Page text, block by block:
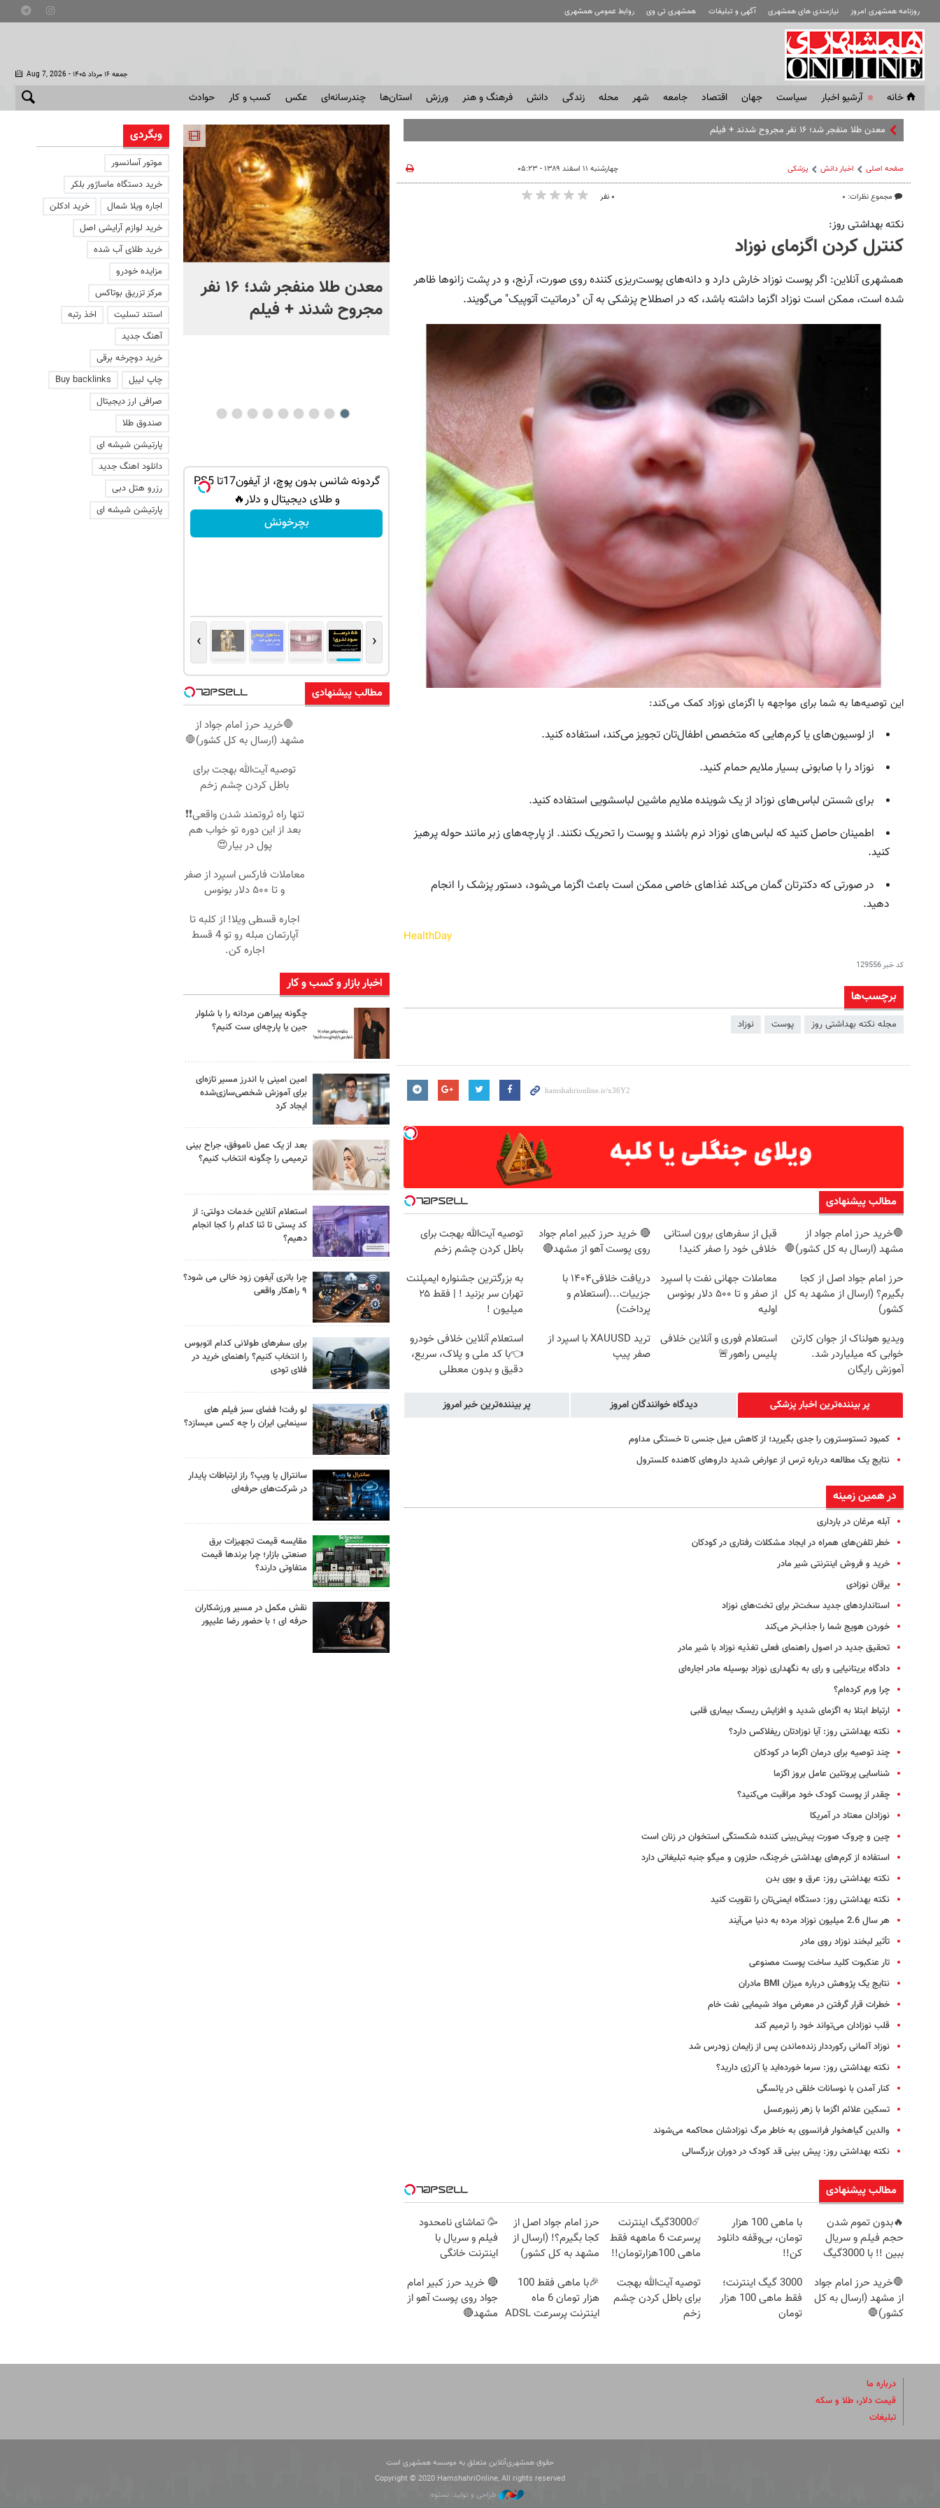
روزنامه همشهری امروز نیازمندی های همشهری آگهی و تبلیغات همشهری تی وی روابط عمومی همشهری
Aug 7, 2026 - جمعه ۱۶ مرداد ۱۴۰۵
خانه آرشیو اخبار سياست جهان اقتصاد جامعه شهر محله زندگی دانش فرهنگ و هنر ورزش استان‌ها چندرسانه‌ای عکس کسب و کار حوادث
خنثی
صفحه اصلی اخبار دانش پزشکی
مجموع نظرات: ۰
چهارشنبه ۱۱ اسفند ۱۳۸۹ - ۰۵:۲۳
۰ نفر
نکته بهداشتی روز:
کنترل کردن اگزمای نوزاد
همشهری آنلاین: اگر پوست نوزاد خارش دارد و دانه‌های پوست‌ریزی کننده روی صورت، آرنج، و در پشت زانوها ظاهر
شده است، ممکن است نوزاد اگزما داشته باشد، که در اصطلاح پزشکی به آن "درماتیت آتوپیک" می‌گویند.
این توصیه‌ها به شما برای مواجهه با اگزمای نوزاد کمک می‌کند:
از لوسیون‌های یا کرم‌هایی که متخصص اطفال‌تان تجویز می‌کند،‌ استفاده کنید.
نوزاد را با صابونی بسیار ملایم حمام کنید.
برای شستن لباس‌های نوزاد از یک شوینده ملایم ماشین لباسشویی استفاده کنید.
اطمینان حاصل کنید که لباس‌های نوزاد نرم باشند و پوست را تحریک نکنند. از پارچه‌های زبر مانند حوله پرهیز
کنید.
در صورتی که دکترتان گمان می‌کند غذاهای خاصی ممکن است باعث اگزما می‌شود، دستور پزشک را انجام
دهید.
HealthDay
کد خبر129556
برچسب‌ها
مجله نکته بهداشتی روز پوست نوزاد
مطالب پیشنهادی
🛑خرید حرز امام جواد از
مشهد (ارسال به کل کشور)🛑
قبل از سفرهای برون استانی
خلافی خود را صفر کنید!
🔴 خرید حرز کبیر امام جواد
روی پوست آهو از مشهد🔴
توصیه آیت‌الله بهجت برای
باطل کردن چشم زخم
حرز امام جواد اصل از کجا
بگیرم؟ (ارسال از مشهد به کل
کشور)
معاملات جهانی نفت با اسپرد
از صفر و تا ۵۰۰ دلار بونوس
اولیه
دریافت خلافی۱۴۰۴ با
جزییات...(استعلام و
پرداخت)
به بزرگترین جشنواره ایمپلنت
تهران سر بزنید ! | فقط ۲۵
میلیون !
ویدیو هولناک از جوان کارتن
خوابی که میلیاردر شد.
آموزش رایگان
استعلام فوری و آنلاین خلافی
پلیس راهور🚨
ترید XAUUSD با اسپرد از
صفر پیپ
استعلام آنلاین خلافی خودرو
👈با کد ملی و پلاک، سریع،
دقیق و بدون معطلی
پر بیننده‌ترین اخبار پزشکی دیدگاه خوانندگان امروز پر بیننده‌ترین خبر امروز
کمبود تستوسترون را جدی بگیرید؛ از کاهش میل جنسی تا خستگی مداوم
نتایج یک مطالعه درباره ترس از عوارض شدید داروهای کاهنده کلسترول
در همین زمینه
آبله مرغان در بارداری
خطر تلفن‌های همراه در ایجاد مشکلات رفتاری در کودکان
خرید و فروش اینترنتی شیر مادر
یرقان نوزادی
استانداردهای جدید سخت‌تر برای تخت‌های نوزاد
خوردن هویج شما را جذاب‌تر می‌کند
تحقیق جدید در اصول راهنمای فعلی تغذیه نوزاد با شیر مادر
دادگاه بریتانیایی و رای به نگهداری نوزاد بوسیله مادر اجاره‌ای
چرا ورم کرده‌ام؟
ارتباط ابتلا به اگزمای شدید و افزایش ریسک بیماری قلبی
نکته بهداشتی روز: آیا نوزادتان ریفلاکس دارد؟
چند توصیه برای درمان اگزما در کودکان
شناسایی پروتئین عامل بروز اگزما
چقدر از پوست کودک خود مراقبت می‌کنید؟
نوزادان معتاد در آمریکا
چین و چروک صورت پیش‌بینی کننده شکستگی استخوان در زنان است
استفاده از کرم‌های بهداشتی خرچنگ،‌ حلزون و میگو جنبه تبلیغاتی دارد
نکته بهداشتی روز: عرق و بوی بدن
نکته بهداشتی روز‌: دستگاه ایمنی‌تان را تقویت کنید
هر سال 2.6 میلیون نوزاد مرده به دنیا می‌آیند
تأثیر لبخند نوزاد روی مادر
تار عنکبوت کلید ساخت پوست مصنوعی
نتایج یک پژوهش درباره میزان BMI مادران
خطرات قرار گرفتن در معرض مواد شیمایی نفت خام
قلب نوزادان می‌تواند خود را ترمیم کند
نوزاد آلمانی رکورددار زنده‌ماندن پس از زایمان زودرس شد
نکته بهداشتی روز: سرما خورده‌اید یا آلرژی دارید؟
کنار آمدن با نوسانات خلقی در یائسگی
تسکین علائم اگزما با زهر زنبورعسل
والدین گیاهخوار فرانسوی به خاطر مرگ نوزادشان محاکمه می‌شوند
نکته بهداشتی روز: پیش بینی قد کودک در دوران بزرگسالی
مطالب پیشنهادی
🔥بدون تموم شدن
حجم فیلم و سریال
ببین !! با 3000گیگ
با ماهی 100 هزار
تومان، بی‌وقفه دانلود
کن!!
☄️3000گیگ اینترنت
پرسرعت 6 ماههه فقط
ماهی 100هزارتومان!!
حرز امام جواد اصل از
کجا بگیرم؟! (ارسال از
مشهد به کل کشور)
🥳 تماشای نامحدود
فیلم و سریال با
اینترنت خانگی
100
🛑خرید حرز امام جواد
از مشهد (ارسال به کل
کشور)🛑
3000 گیگ اینترنت؛
فقط ماهی 100 هزار
تومان
توصیه آیت‌الله بهجت
برای باطل کردن چشم
زخم
🎉با ماهی فقط 100
هزار تومان 6 ماه
اینترنت پرسرعت ADSL
🔴 خرید حرز کبیر امام
جواد روی پوست آهو از
مشهد🔴
اگر یک‌بار دیگر ایران به ما
حمله کند فلج می شویم
معدن طلا منفجر شد؛ ۱۶ نفر
مجروح شدند + فیلم
خنثی‌سازی فوق پیشرفته
ربات جدید روسیه! + فیلم |
رباتی که مین‌ها را از فاصله
یک کیلومتری مثل قند آب
می‌کند!
۵۵٪ سود تتری در بین‌پین فعال شد!!
(فرصت محدود ثبت‌نام)
به بزرگترین جشنواره ایمپلنت تهران خوش
اومدید! | فقط ۲۵ میلیون !
رزرورایگان نوبت
دریافت جایزه
گردونه شانس بدون پوچ، از آیفون17تا PS5
و طلای دیجیتال و دلار🔥
بچرخونش
‹
›
مطالب پیشنهادی
🛑خرید حرز امام جواد از
مشهد (ارسال به کل کشور)🛑
توصیه آیت‌الله بهجت برای
باطل کردن چشم زخم
تنها راه ثروتمند شدن واقعی❗❗
بعد از این دوره تو خواب هم
پول در بیار😍
معاملات فارکس اسپرد از صفر
و تا ۵۰۰ دلار بونوس
اجاره‌ قسطی ویلا! از کلبه تا
آپارتمان مبله رو تو 4 قسط
اجاره کن.
اخبار بازار و کسب و کار
چگونه پیراهن مردانه را با شلوار
جین یا پارچه‌ای ست کنیم؟
امین امینی با اندرز مسیر تازه‌ای
برای آموزش شخصی‌سازی‌شده
ایجاد کرد
بعد از یک عمل ناموفق، جراح بینی
ترمیمی را چگونه انتخاب کنیم؟
استعلام آنلاین خدمات دولتی: از
کد پستی تا ثنا کدام را کجا انجام
دهیم؟
چرا باتری آیفون زود خالی می شود؟
۹ راهکار واقعی
برای سفرهای طولانی کدام اتوبوس
را انتخاب کنیم؟ راهنمای خرید در
فلای تودی
لو رفت! فضای سبز فیلم های
سینمایی ایران را چه کسی میسازد؟
سانترال یا ویپ؟ راز ارتباطات پایدار
در شرکت‌های حرفه‌ای
مقایسه قیمت تجهیزات برق
صنعتی بازار؛ چرا برندها قیمت
متفاوتی دارند؟
نقش مکمل در مسیر ورزشکاران
حرفه ای ؛ با حضور رضا علیپور
وبگردی
موتور آسانسور
خرید دستگاه ماساژور بلکر
اجاره ویلا شمال
خرید ادکلن
خرید لوازم آرایشی اصل
خرید طلای آب شده
مزایده خودرو
مرکز تزریق بوتاکس
استند تسلیت
اخذ رتبه
آهنگ جدید
خرید دوچرخه برقی
چاپ لیبل
Buy backlinks
صرافی ارز دیجیتال
صندوق طلا
پارتیشن شیشه ای
دانلود اهنگ جدید
رزرو هتل دبی
پارتیشن شیشه ای
درباره ما
قیمت دلار، طلا و سکه
تبلیغات
حقوق همشهری‌آنلاین متعلق به موسسه همشهری است
Copyright © 2020 HamshahriOnline, All rights reserved
طراحی و تولید: نستوه